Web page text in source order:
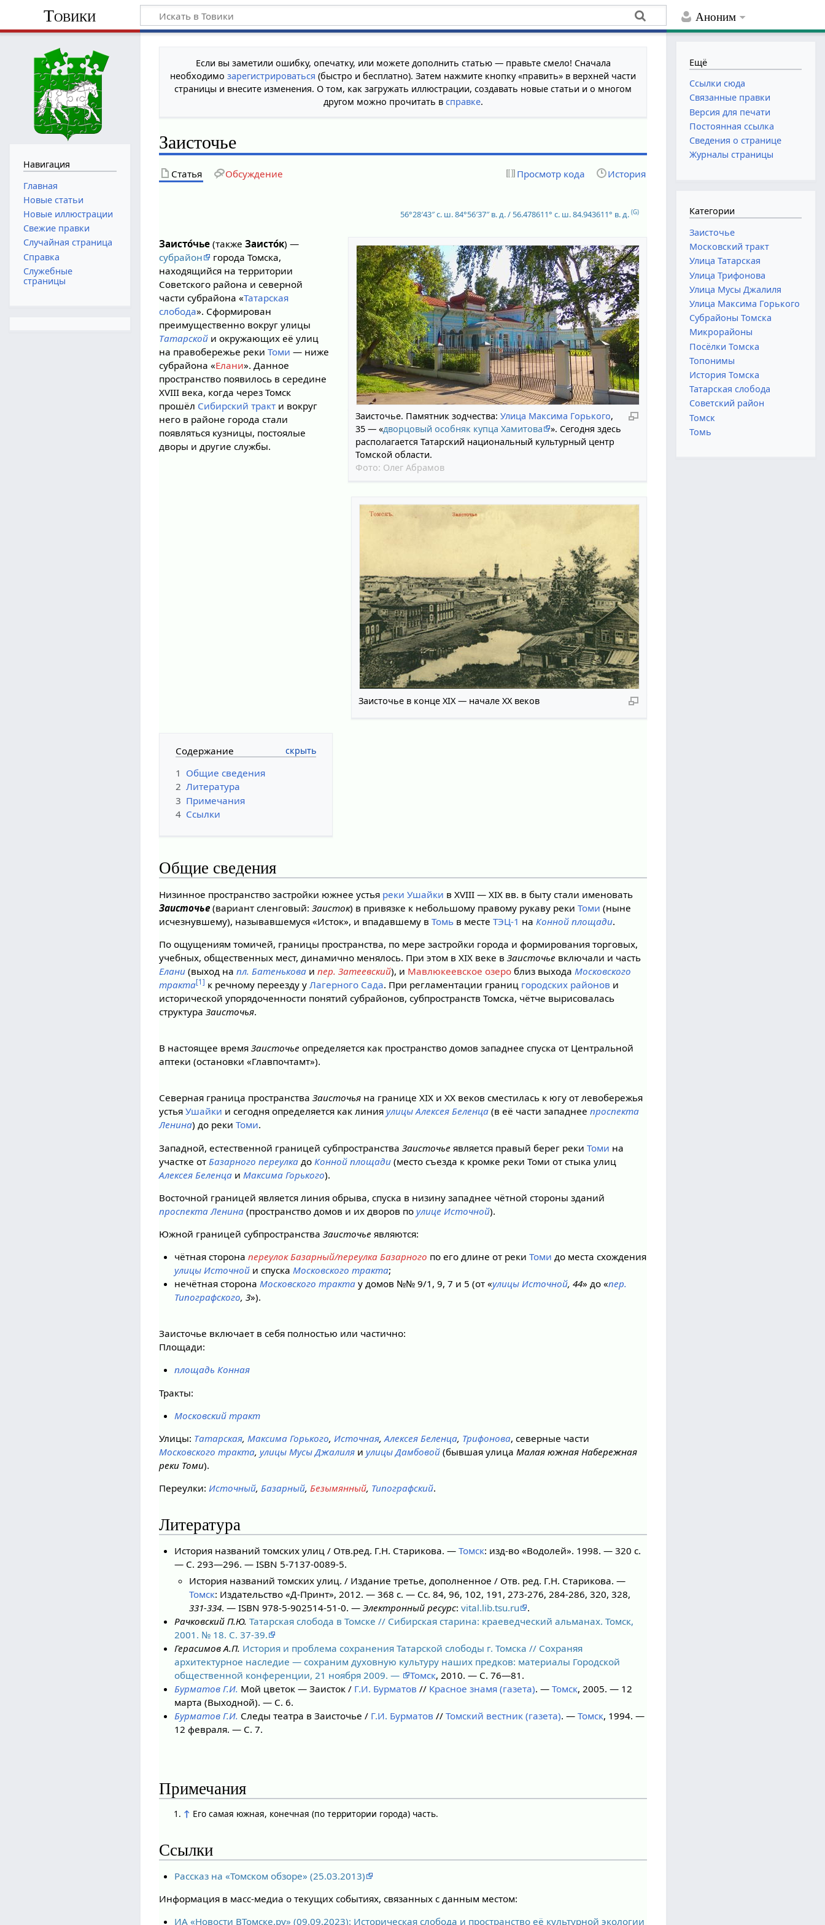
Аноним
Товики
Если вы заметили ошибку, опечатку, или можете дополнить статью — правьте смело! Сначала
необходимозарегистрироваться (быстро и бесплатно). Затем нажмите кнопку «править» в верхней части
страницы и внесите изменения. О том, как загружать иллюстрации, создавать новые статьи и о многом
другом можно прочитать в справке.
Заисточье
Статья Обсуждение Просмотр кода История
56°28′43″ с. ш.84°56′37″ в. д./ 56.478611° с. ш.84.943611° в. д. (G)
Заисточье. Памятник зодчества:Улица Максима Горького,
35 — «дворцовый особняк купца Хамитова
». Сегодня здесь
располагается Татарский национальный культурный центр
Томской области.
Фото: Олег Абрамов
Заисточье в конце XIX — начале XX веков
Заисто́чье (такжеЗаисто́к) —
субрайон
города Томска,
находящийся на территории
Советского района и северной
части субрайона «Татарская
слобода». Сформирован
преимущественно вокруг улицы
Татарской и окружающих её улиц
на правобережье рекиТоми — ниже
субрайона «Елани». Данное
пространство появилось в середине
XVIII века, когда через Томск
прошёл Сибирский тракт и вокруг
него в районе города стали
появляться кузницы, постоялые
дворы и другие службы.
Содержание
1 Общие сведения
2 Литература
3 Примечания
4 Ссылки
Общие сведения
Низинное пространство застройки южнее устья реки Ушайки в XVIII — XIX вв. в быту стали именовать
Заисточье (вариант сленговый:Заисток) в привязке к небольшому правому рукаву рекиТоми (ныне
исчезнувшему), называвшемуся «Исток», и впадавшему вТомь в местеТЭЦ-1 на Конной площади.
По ощущениям томичей, границы пространства, по мере застройки города и формирования торговых,
учебных, общественных мест, динамично менялось. При этом в XIX веке вЗаисточье включали и часть
Елани (выход напл. Батенькова ипер. Затеевский), и Мавлюкеевское озеро близ выхода Московского
тракта[1] к речному переезду уЛагерного Сада. При регламентации границ городских районов и
исторической упорядоченности понятий субрайонов, субпространств Томска, чётче вырисовалась
структураЗаисточья.
В настоящее времяЗаисточье определяется как пространство домов западнее спуска от Центральной
аптеки (остановки «Главпочтамт»).
Северная граница пространстваЗаисточья на границе XIX и XX веков сместилась к югу от левобережья
устьяУшайки и сегодня определяется как линияулицы Алексея Беленца (в её части западнеепроспекта
Ленина) до рекиТоми.
Западной, естественной границей субпространстваЗаисточье является правый берег рекиТоми на
участке от Базарного переулка до Конной площади (место съезда к кромке реки Томи от стыка улиц
Алексея Беленца и Максима Горького).
Восточной границей является линия обрыва, спуска в низину западнее чётной стороны зданий
проспекта Ленина (пространство домов и их дворов поулице Источной).
Южной границей субпространстваЗаисточье являются:
чётная сторона переулок Базарный/переулка Базарного по его длине от реки Томи до места схождения
улицы Источнойи спуска Московского тракта;
нечётная сторона Московского трактау домов №№ 9/1, 9, 7 и 5 (от «улицы Источной, 44» до «пер.
Типографского, 3»).
Заисточье включает в себя полностью или частично:
Площади:
площадь Конная
Тракты:
Московский тракт
Улицы: Татарская,Максима Горького,Источная,Алексея Беленца, Трифонова, северные части
Московского тракта,улицы Мусы Джалиля иулицы Дамбовой (бывшая улицаМалая южная Набережная
реки Томи).
Переулки:Источный,Базарный,Безымянный, Типографский.
Литература
История названий томских улиц / Отв.ред. Г.Н. Старикова. — Томск: изд-во «Водолей». 1998. — 320 с.
— С. 293—296. — ISBN 5-7137-0089-5.
История названий томских улиц. / Издание третье, дополненное / Отв. ред. Г.Н. Старикова. —
Томск: Издательство «Д-Принт», 2012. — 368 с. — Сс. 84, 96, 102, 191, 273-276, 284-286, 320, 328,
331-334. — ISBN 978-5-902514-51-0. — Электронный ресурс: vital.lib.tsu.ru
.
Рачковский П.Ю. Татарская слобода в Томске // Сибирская старина: краеведческий альманах. Томск,
2001. № 18. С. 37-39.
Герасимов А.П. История и проблема сохранения Татарской слободы г. Томска // Сохраняя
архитектурное наследие — сохраним духовную культуру наших предков: материалы Городской
общественной конференции, 21 ноября 2009. —
Томск, 2010. — С. 76—81.
Бурматов Г.И. Мой цветок — Заисток / Г.И. Бурматов // Красное знамя (газета). — Томск, 2005. — 12
марта (Выходной). — С. 6.
Бурматов Г.И. Следы театра в Заисточье / Г.И. Бурматов // Томский вестник (газета). — Томск, 1994. —
12 февраля. — С. 7.
Примечания
↑ Его самая южная, конечная (по территории города) часть.
Ссылки
Рассказ на «Томском обзоре» (25.03.2013)
Информация в масс-медиа о текущих событиях, связанных с данным местом:
ИА «Новости ВТомске.ру» (09.09.2023): Историческая слобода и пространство её культурной экологии
Навигация
Главная
Новые статьи
Новые иллюстрации
Свежие правки
Случайная страница
Справка
Служебные
страницы
Ещё
Ссылки сюда
Связанные правки
Версия для печати
Постоянная ссылка
Сведения о странице
Журналы страницы
Категории
Заисточье
Московский тракт
Улица Татарская
Улица Трифонова
Улица Мусы Джалиля
Улица Максима Горького
Субрайоны Томска
Микрорайоны
Посёлки Томска
Топонимы
История Томска
Татарская слобода
Советский район
Томск
Томь